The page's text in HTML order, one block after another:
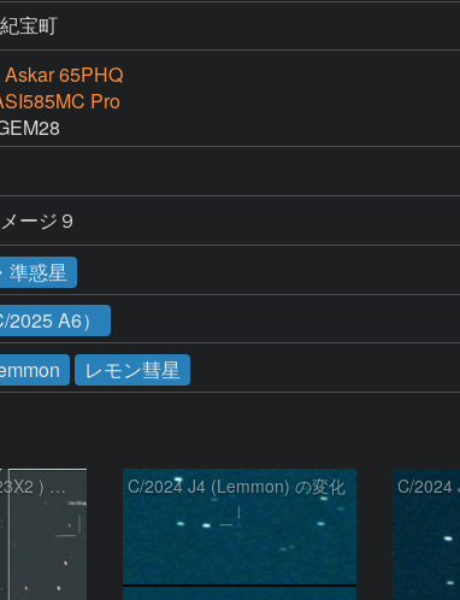
宝町
Askar 65PHQ
Pro
ージ９
準惑星
A6）
レモン彗星
レモン彗星 ( C/2023X2 ) の予報位置：2026/05/29 C/2024 J4 (Lemmon) の変化 C/2024